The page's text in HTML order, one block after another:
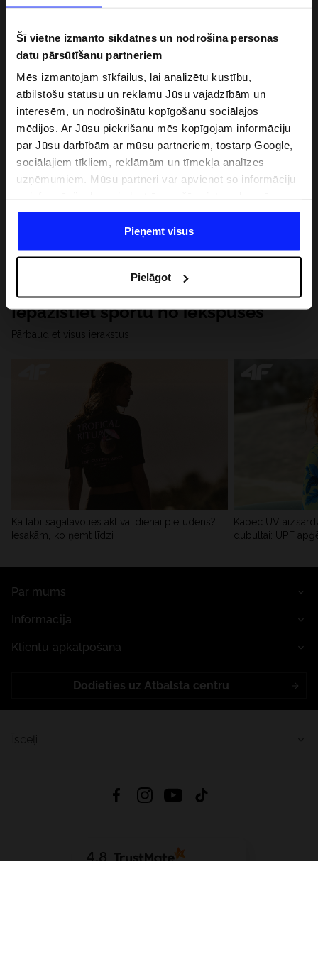
Šī vietne izmanto sīkdatnes un nodrošina personas
datu pārsūtīšanu partneriem
Mēs izmantojam sīkfailus, lai analizētu kustību,
atbilstošu statusu un reklamu Jūsu vajadzībām un
interesēm, un nodrošinātu kopīgošanu sociālajos
mēdijos. Ar Jūsu piekrišanu mēs kopīgojam informāciju
par Jūsu darbībām ar mūsu partneriem, tostarp Google,
sociālajiem tīkliem, reklāmām un tīmekļa analīzes
uzņēmumiem. Mūsu partneri var apvienot so informāciju
datiem, ko viņi iegūst, izmantojot viņu pakalpojumus. Ar
Jūsu atļauju, mēs varam pārsūtīt Jūsu personas datus
saviem partneriem, lai uzlabotu veidu, kadā tiek rādīta
saturu un uzlabotu mūsu partneru piedāvātos risinajumus
( piem. socialos tīklus). Detalizētu informāciju var atrast
mūsu Privātuma politikā un sadaļā "Detaļas".
Pieņemt visus
Pielāgot
Iepazīstiet sportu no iekšpuses
Pārbaudiet visus ierakstus
Kā labi sagatavoties aktīvai dienai pie ūdens?
Iesakām, ko ņemt līdzi
Kāpēc UV
dubultai: UPF
Par mums
Informācija
Klientu apkalpošana
Dodieties uz Atbalsta centru
4.8